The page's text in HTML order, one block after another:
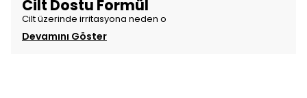
Cilt Dostu Formül
Cilt üzerinde irritasyona neden o
Devamını Göster